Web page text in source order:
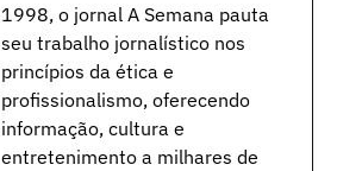
1998, o jornal A Semana pauta
seu trabalho jornalístico nos
princípios da ética e
profissionalismo, oferecendo
informação, cultura e
entretenimento a milhares de